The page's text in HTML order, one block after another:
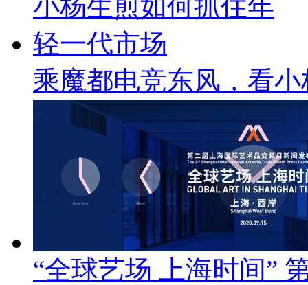
乘魔都电竞东风，看
“全球艺场 上海时间”